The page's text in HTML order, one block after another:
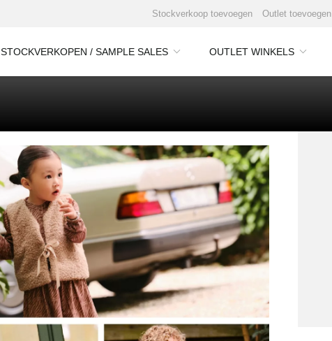
Stockverkoop toevoegen Outlet toevoegen
STOCKVERKOPEN / SAMPLE SALES OUTLET WINKELS